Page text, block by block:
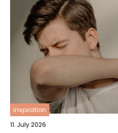
inspiration
11. July 2026